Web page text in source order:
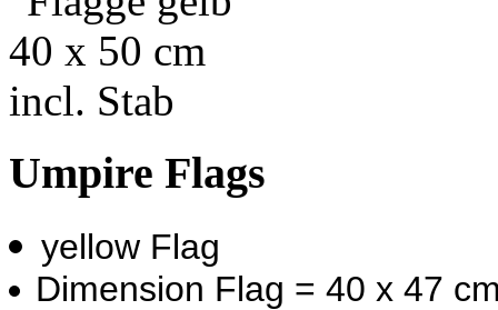
Umpire Flags
yellow Flag
Dimension Flag = 40 x 47